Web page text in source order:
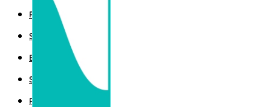
POLITIK
SPORT
EKBIS
SAINTEK
PEMERINTAHAN